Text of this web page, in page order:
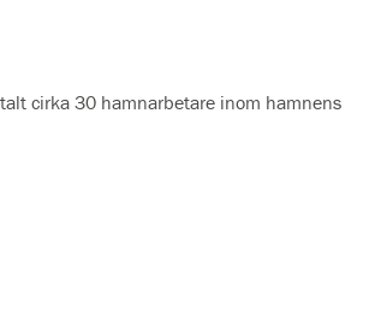
cirka 30 hamnarbetare inom hamnens